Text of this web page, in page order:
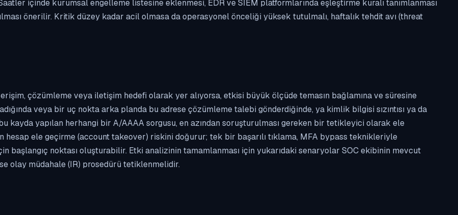
içinde kurumsal engelleme listesine eklenmesi, EDR ve SIEM platformlarında eşleştirme kuralı tanımlanması
önerilir. Kritik düzey kadar acil olmasa da operasyonel önceliği yüksek tutulmalı, haftalık tehdit avı (threat
çözümleme veya iletişim hedefi olarak yer alıyorsa, etkisi büyük ölçüde temasın bağlamına ve süresine
veya bir uç nokta arka planda bu adrese çözümleme talebi gönderdiğinde, ya kimlik bilgisi sızıntısı ya da
kayda yapılan herhangi bir A/AAAA sorgusu, en azından soruşturulması gereken bir tetikleyici olarak ele
hesap ele geçirme (account takeover) riskini doğurur; tek bir başarılı tıklama, MFA bypass teknikleriyle
başlangıç noktası oluşturabilir. Etki analizinin tamamlanması için yukarıdaki senaryolar SOC ekibinin mevcut
olay müdahale (IR) prosedürü tetiklenmelidir.